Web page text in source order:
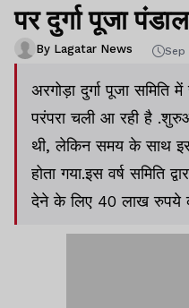
पर दुर्गा पूजा पंडाल
By Lagatar News Sep
अरगोड़ा दुर्गा पूजा समिति
परंपरा चली आ रही है
थी, लेकिन समय के साथ
होता गया.इस वर्ष समिति
देने के लिए 40 लाख रुपये